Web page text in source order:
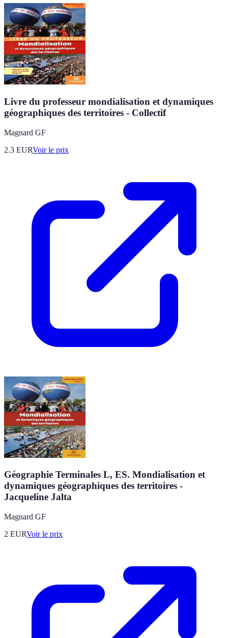
Livre du professeur mondialisation et dynamiques
géographiques des territoires - Collectif
Magnard GF
2.3 EURVoir le prix
Géographie Terminales L, ES. Mondialisation et
dynamiques géographiques des territoires -
Jacqueline Jalta
Magnard GF
2 EURVoir le prix